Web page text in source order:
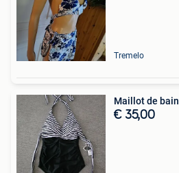
Tremelo
Maillot de bain
€ 35,00